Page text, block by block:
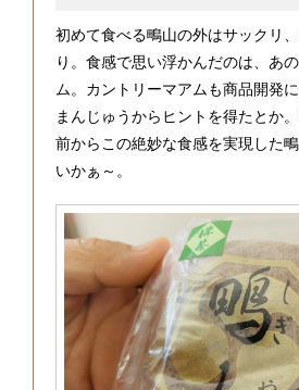
初めて食べる鴫山の外はサックリ
り。食感で思い浮かんだのは、あ
ム。カントリーマアムも商品開発
まんじゅうからヒントを得たとか
前からこの絶妙な食感を実現した
いかぁ～。